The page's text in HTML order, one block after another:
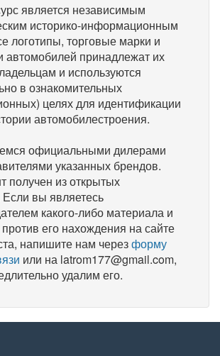
является независимым
историко-информационным
логотипы, торговые марки и
автомобилей принадлежат их
и используются
в ознакомительных
целях для идентификации
автомобилестроения.
официальными дилерами
указанных брендов.
получен из открытых
Если вы являетесь
какого-либо материала и
его нахождения на сайте
напишите нам черезформу
или на latrom177@gmail.com,
удалим его.